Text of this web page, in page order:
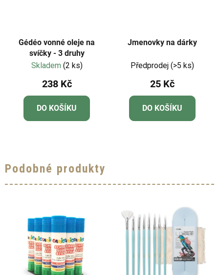
Gédéo vonné oleje na
svíčky - 3 druhy
Skladem (2 ks)
238 Kč
DO KOŠÍKU
Jmenovky na dárky
Předprodej (>5 ks)
25 Kč
DO KOŠÍKU
Podobné produkty